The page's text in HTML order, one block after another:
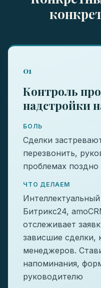
01
Контроль
надстройки
БОЛЬ
Сделки
перезвонить,
проблемах поздно
ЧТО ДЕЛАЕМ
Битрикс24,
отслеживает
зависшие сделки,
менеджеров.
напоминания,
руководителю